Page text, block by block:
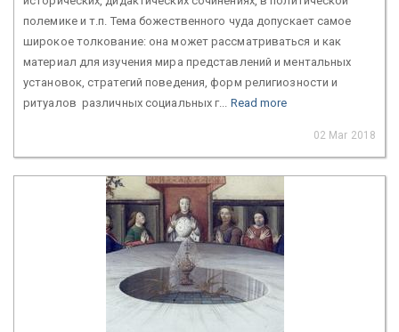
полемике и т.п. Тема божественного чуда допускает самое
широкое толкование: она может рассматриваться и как
материал для изучения мира представлений и ментальных
установок, стратегий поведения, форм религиозности и
ритуалов различных социальных г... Read more
02 Mar 2018